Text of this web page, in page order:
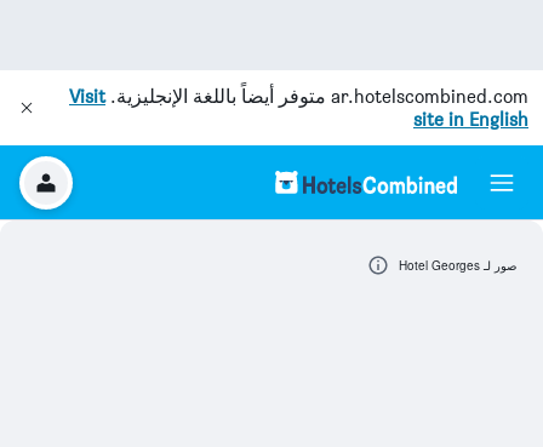
ar.hotelscombined.com متوفر أيضاً باللغة الإنجليزية.Visit
site in English
صور لـ Hotel Georges